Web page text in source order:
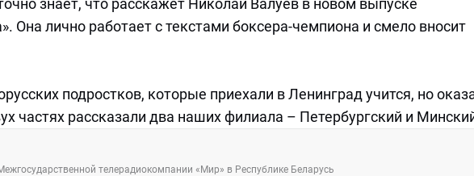
знает, что расскажет Николай Валуев в новом выпуске
Она лично работает с текстами боксера-чемпиона и смело вносит
подростков, которые приехали в Ленинград учится, но
частях рассказали два наших филиала – Петербургский и
телерадиокомпании «Мир» в Республике Беларусь